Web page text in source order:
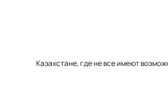
Казахстане, где не все имеют